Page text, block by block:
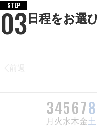
STEP
03 日程をお選
前週
3
月
4
火
5
水
6
木
7
金
8
土